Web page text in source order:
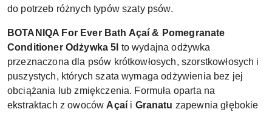
do potrzeb różnych typów szaty psów.
BOTANIQA For Ever Bath Açaí & Pomegranate
Conditioner Odżywka 5l to wydajna odżywka
przeznaczona dla psów krótkowłosych, szorstkowłosych i
puszystych, których szata wymaga odżywienia bez jej
obciążania lub zmiękczenia. Formuła oparta na
ekstraktach z owoców Açaí i Granatu zapewnia głębokie